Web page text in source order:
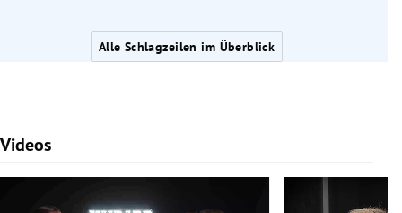
Alle Schlagzeilen im Überblick
Videos
Slide 1 von 7